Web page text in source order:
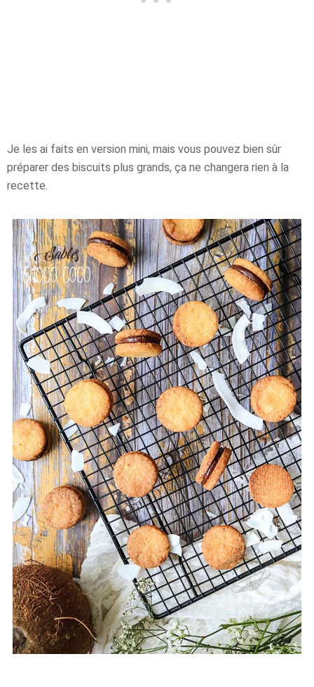
Je les ai faits en version mini, mais vous pouvez bien sûr
préparer des biscuits plus grands, ça ne changera rien à la
recette.